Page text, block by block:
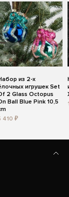
из 2-х
игрушек Set
2 Glass Octopus
Ball Blue Pink 10,5
410 ₽